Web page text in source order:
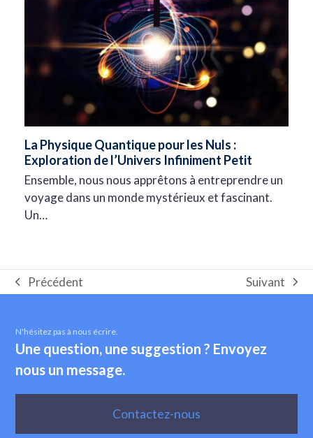
La Physique Quantique pour les Nuls :
Exploration de l’Univers Infiniment Petit
Ensemble, nous nous apprêtons à entreprendre un
voyage dans un monde mystérieux et fascinant.
Un…
Onglet
Précédent
next
Suivant
N'hésitez pas à nous écrire.
Une question, une suggestion ? Envoyez
nous un message.
Contactez-nous